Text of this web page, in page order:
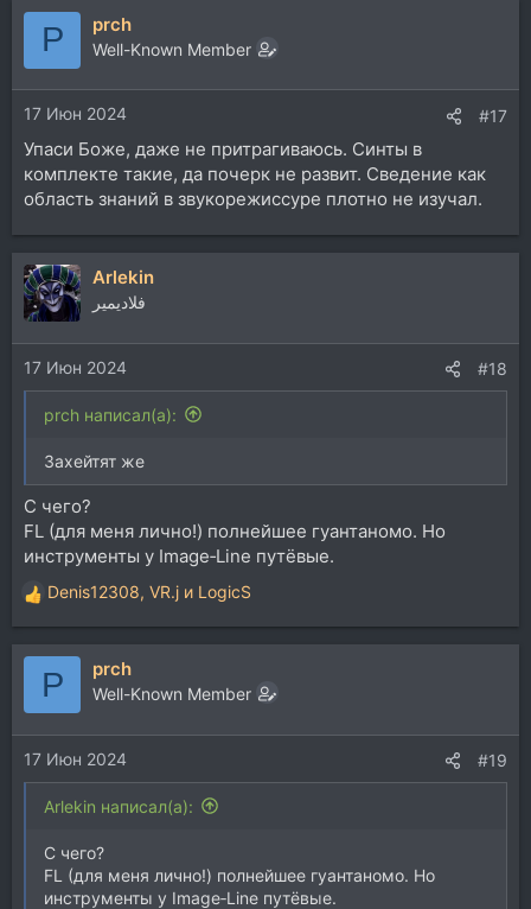
P prch
Well-Known Member
17 Июн 2024 #17
Упаси Боже, даже не притрагиваюсь. Синты в
комплекте такие, да почерк не развит. Сведение как
область знаний в звукорежиссуре плотно не изучал.
Arlekin
فلاديمير
17 Июн 2024 #18
prch написал(а):
Захейтят же
С чего?
FL (для меня лично!) полнейшее гуантаномо. Но
инструменты у Image‑Line путёвые.
Р
е
а
и
и
:
Denis12308, VR.j и LogicS
P prch
Well-Known Member
17 Июн 2024 #19
Arlekin написал(а):
С чего?
FL (для меня лично!) полнейшее гуантаномо. Но
инструменты у Image‑Line путёвые.